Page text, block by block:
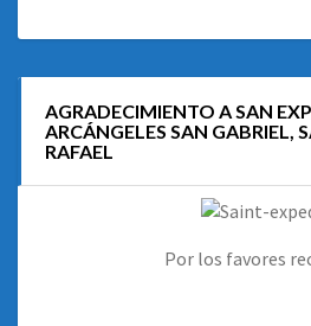
AGRADECIMIENTO A SAN
ARCÁNGELES SAN GABRIEL,
RAFAEL
Por los favores